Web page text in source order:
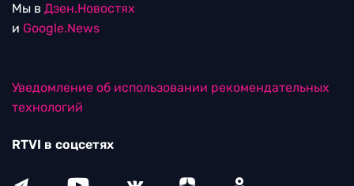
Мы в Дзен.Новостях
и Google.News
Уведомление об использовании рекомендательных
технологий
RTVI в соцсетях